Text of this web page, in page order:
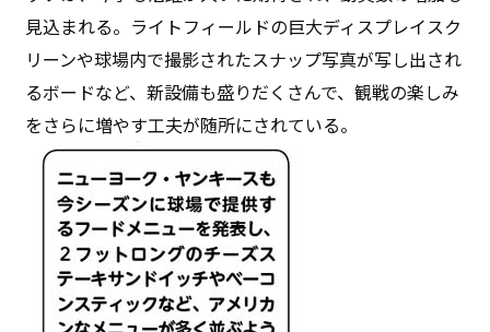
見込まれる。ライトフィールドの巨大ディスプレイスク
リーンや球場内で撮影されたスナップ写真が写し出され
るボードなど、新設備も盛りだくさんで、観戦の楽しみ
をさらに増やす工夫が随所にされている。